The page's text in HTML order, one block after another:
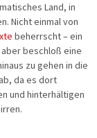
Flugreisen
Land, in
Nicht einmal von
beherrscht – ein
beschloß eine
zu gehen in die
da es dort
und hinterhältigen